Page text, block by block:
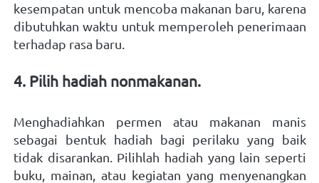
kesempatan untuk mencoba makanan baru, karena
dibutuhkan waktu untuk memperoleh penerimaan
terhadap rasa baru.
4. Pilih hadiah nonmakanan.
Menghadiahkan permen atau makanan manis
sebagai bentuk hadiah bagi perilaku yang baik
tidak disarankan. Pilihlah hadiah yang lain seperti
buku, mainan, atau kegiatan yang menyenangkan